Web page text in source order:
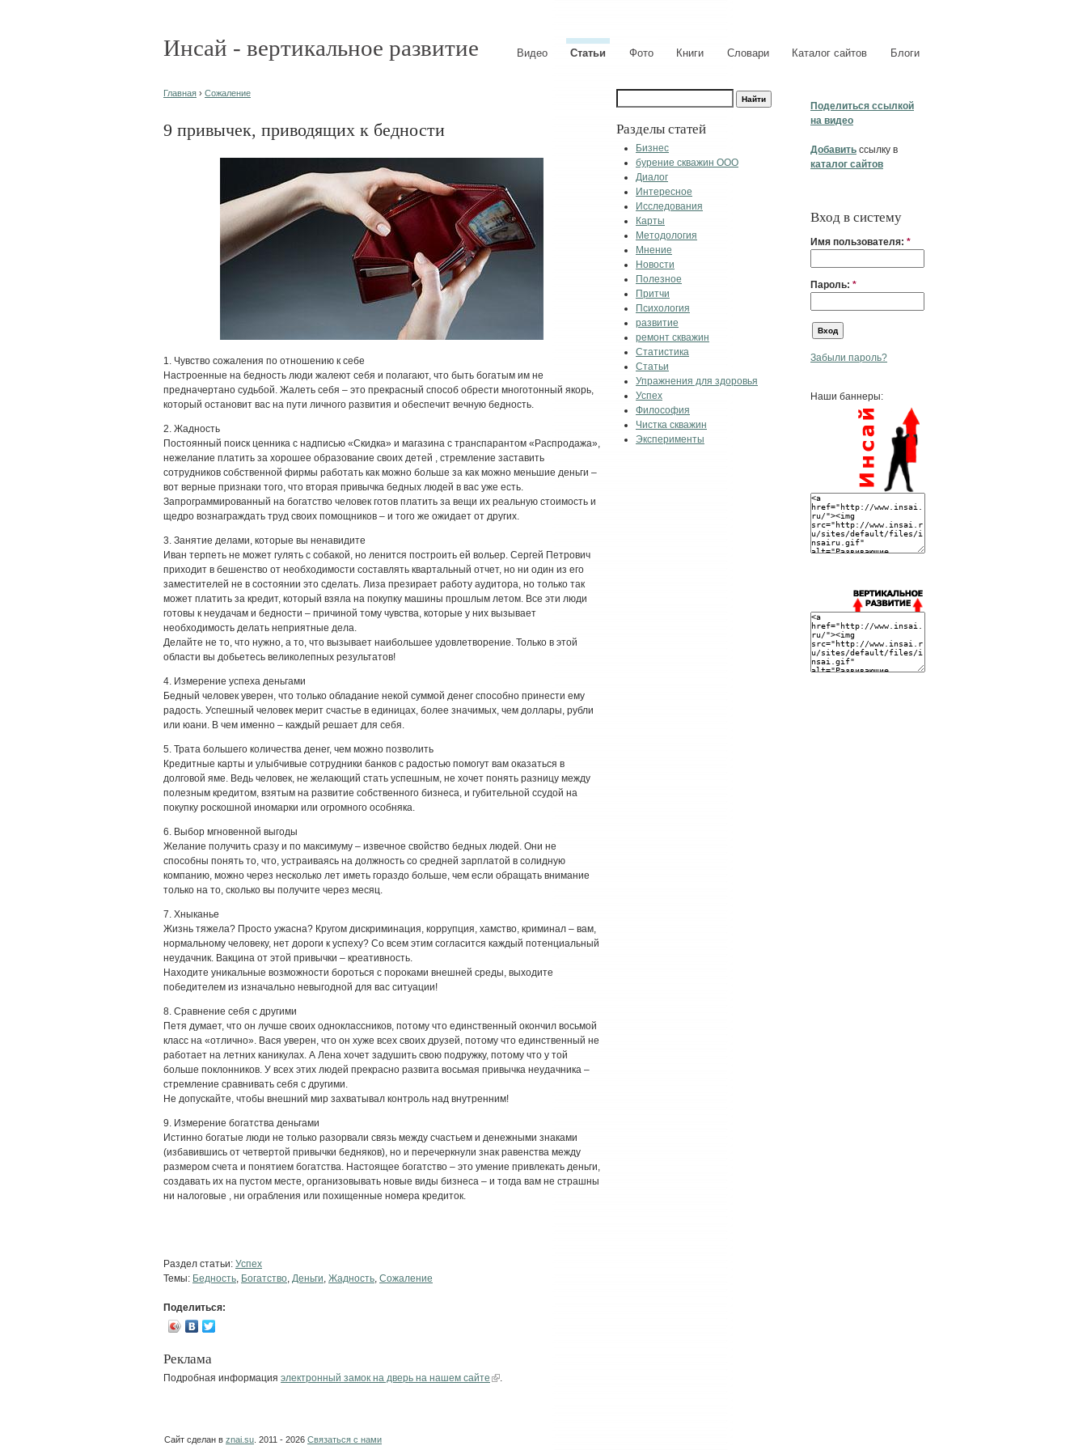
Инсай - вертикальное развитие Видео Статьи Фото Книги Словари Каталог сайтов Блоги
Поделиться ссылкой
на видео
Добавить ссылку в
каталог сайтов
Вход в систему
Имя пользователя: *
Пароль: *
Забыли пароль?
Наши баннеры:
Главная › Сожаление
9 привычек, приводящих к бедности
1. Чувство сожаления по отношению к себе
Настроенные на бедность люди жалеют себя и полагают, что быть богатым им не
предначертано судьбой. Жалеть себя – это прекрасный способ обрести многотонный якорь,
который остановит вас на пути личного развития и обеспечит вечную бедность.
2. Жадность
Постоянный поиск ценника с надписью «Скидка» и магазина с транспарантом «Распродажа»,
нежелание платить за хорошее образование своих детей , стремление заставить
сотрудников собственной фирмы работать как можно больше за как можно меньшие деньги –
вот верные признаки того, что вторая привычка бедных людей в вас уже есть.
Запрограммированный на богатство человек готов платить за вещи их реальную стоимость и
щедро вознаграждать труд своих помощников – и того же ожидает от других.
3. Занятие делами, которые вы ненавидите
Иван терпеть не может гулять с собакой, но ленится построить ей вольер. Сергей Петрович
приходит в бешенство от необходимости составлять квартальный отчет, но ни один из его
заместителей не в состоянии это сделать. Лиза презирает работу аудитора, но только так
может платить за кредит, который взяла на покупку машины прошлым летом. Все эти люди
готовы к неудачам и бедности – причиной тому чувства, которые у них вызывает
необходимость делать неприятные дела.
Делайте не то, что нужно, а то, что вызывает наибольшее удовлетворение. Только в этой
области вы добьетесь великолепных результатов!
4. Измерение успеха деньгами
Бедный человек уверен, что только обладание некой суммой денег способно принести ему
радость. Успешный человек мерит счастье в единицах, более значимых, чем доллары, рубли
или юани. В чем именно – каждый решает для себя.
5. Трата большего количества денег, чем можно позволить
Кредитные карты и улыбчивые сотрудники банков с радостью помогут вам оказаться в
долговой яме. Ведь человек, не желающий стать успешным, не хочет понять разницу между
полезным кредитом, взятым на развитие собственного бизнеса, и губительной ссудой на
покупку роскошной иномарки или огромного особняка.
6. Выбор мгновенной выгоды
Желание получить сразу и по максимуму – извечное свойство бедных людей. Они не
способны понять то, что, устраиваясь на должность со средней зарплатой в солидную
компанию, можно через несколько лет иметь гораздо больше, чем если обращать внимание
только на то, сколько вы получите через месяц.
7. Хныканье
Жизнь тяжела? Просто ужасна? Кругом дискриминация, коррупция, хамство, криминал – вам,
нормальному человеку, нет дороги к успеху? Со всем этим согласится каждый потенциальный
неудачник. Вакцина от этой привычки – креативность.
Находите уникальные возможности бороться с пороками внешней среды, выходите
победителем из изначально невыгодной для вас ситуации!
8. Сравнение себя с другими
Петя думает, что он лучше своих одноклассников, потому что единственный окончил восьмой
класс на «отлично». Вася уверен, что он хуже всех своих друзей, потому что единственный не
работает на летних каникулах. А Лена хочет задушить свою подружку, потому что у той
больше поклонников. У всех этих людей прекрасно развита восьмая привычка неудачника –
стремление сравнивать себя с другими.
Не допускайте, чтобы внешний мир захватывал контроль над внутренним!
9. Измерение богатства деньгами
Истинно богатые люди не только разорвали связь между счастьем и денежными знаками
(избавившись от четвертой привычки бедняков), но и перечеркнули знак равенства между
размером счета и понятием богатства. Настоящее богатство – это умение привлекать деньги,
создавать их на пустом месте, организовывать новые виды бизнеса – и тогда вам не страшны
ни налоговые , ни ограбления или похищенные номера кредиток.
Раздел статьи: Успех
Темы: Бедность Богатство Деньги Жадность Сожаление
Поделиться:
Реклама
Подробная информация электронный замок на дверь на нашем сайте
Разделы статей
Бизнес
бурение скважин ООО
Диалог
Интересное
Исследования
Карты
Методология
Мнение
Новости
Полезное
Притчи
Психология
развитие
ремонт скважин
Статистика
Статьи
Упражнения для здоровья
Успех
Философия
Чистка скважин
Эксперименты
Сайт сделан в znai.su . 2011 - 2026 Связаться с нами